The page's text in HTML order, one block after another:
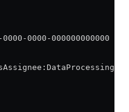
0000-000000000000